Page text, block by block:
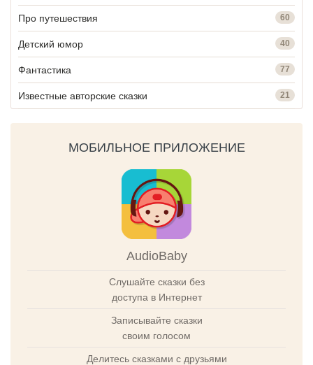
Про путешествия 60
Детский юмор 40
Фантастика 77
Известные авторские сказки 21
МОБИЛЬНОЕ ПРИЛОЖЕНИЕ
AudioBaby
Слушайте сказки без
доступа в Интернет
Записывайте сказки
своим голосом
Делитесь сказками с друзьями